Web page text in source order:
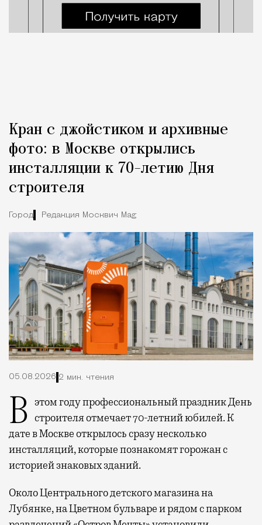
Кран с джойстиком и архивные
фото: в Москве открылись
инсталляции к 70-летию Дня
строителя
Город Редакция Москвич Mag
05.08.2026 2 мин. чтения
В этом году профессиональный праздник День строителя отмечает 70-летний юбилей. К
дате в Москве открылось сразу несколько
инсталляций, которые познакомят горожан с
историей знаковых зданий.
Около Центрального детского магазина на
Лубянке, на Цветном бульваре и рядом с парком